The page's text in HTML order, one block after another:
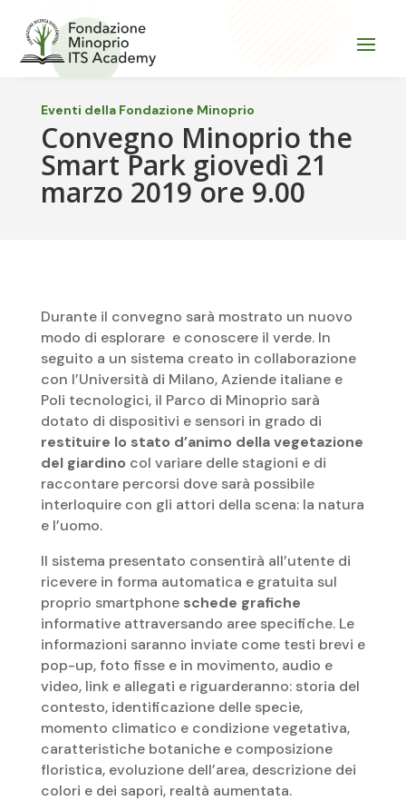
Eventi della Fondazione Minoprio
Convegno Minoprio the
Smart Park giovedì 21
marzo 2019 ore 9.00
Durante il convegno sarà mostrato un nuovo
modo di esplorare e conoscere il verde. In
seguito a un sistema creato in collaborazione
con l’Università di Milano, Aziende italiane e
Poli tecnologici, il Parco di Minoprio sarà
dotato di dispositivi e sensori in grado di
restituire lo stato d’animo della vegetazione
del giardino col variare delle stagioni e di
raccontare percorsi dove sarà possibile
interloquire con gli attori della scena: la natura
e l’uomo.
Il sistema presentato consentirà all’utente di
ricevere in forma automatica e gratuita sul
proprio smartphone schede grafiche
informative attraversando aree specifiche. Le
informazioni saranno inviate come testi brevi e
pop-up, foto fisse e in movimento, audio e
video, link e allegati e riguarderanno: storia del
contesto, identificazione delle specie,
momento climatico e condizione vegetativa,
caratteristiche botaniche e composizione
floristica, evoluzione dell’area, descrizione dei
colori e dei sapori, realtà aumentata.